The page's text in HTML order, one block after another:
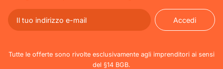
Accedi
Accedi
Tutte le offerte sono rivolte esclusivamente agli imprenditori ai sensi
del §14 BGB.